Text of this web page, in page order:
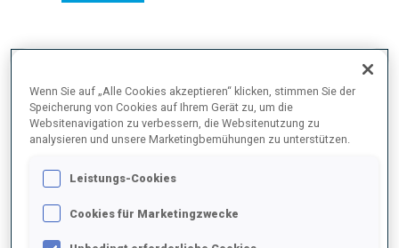
PERFORMANCE
Wenn Sie auf „Alle Cookies akzeptieren“ klicken, stimmen Sie der
Speicherung von Cookies auf Ihrem Gerät zu, um die
Websitenavigation zu verbessern, die Websitenutzung zu
analysieren und unsere Marketingbemühungen zu unterstützen.
Leistungs-Cookies
Cookies für Marketingzwecke